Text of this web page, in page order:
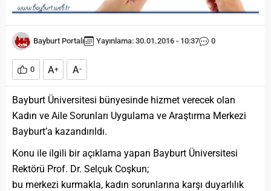
Bayburt Portalı Yayınlama: 30.01.2016 - 10:37 0
0 A+ A-
Bayburt Üniversitesi bünyesinde hizmet verecek olan
Kadın ve Aile Sorunları Uygulama ve Araştırma Merkezi
Bayburt’a kazandırıldı.
Konu ile ilgili bir açıklama yapan Bayburt Üniversitesi
Rektörü Prof. Dr. Selçuk Coşkun;
bu merkezi kurmakla, kadın sorunlarına karşı duyarlılık